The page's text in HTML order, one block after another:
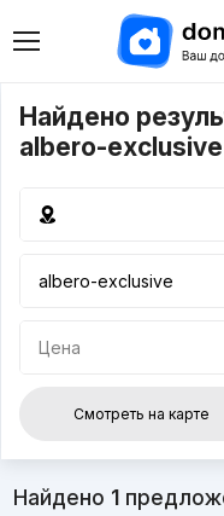
Найдено
albero-exclusive
Цена
Смотреть на карте
Найдено 1